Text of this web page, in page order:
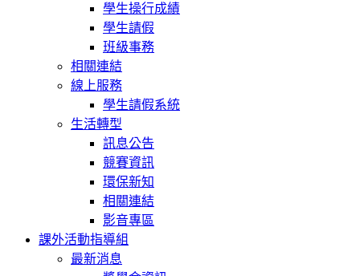
學生操行成績
學生請假
班級事務
相關連結
線上服務
學生請假系統
生活轉型
訊息公告
競賽資訊
環保新知
相關連結
影音專區
課外活動指導組
最新消息